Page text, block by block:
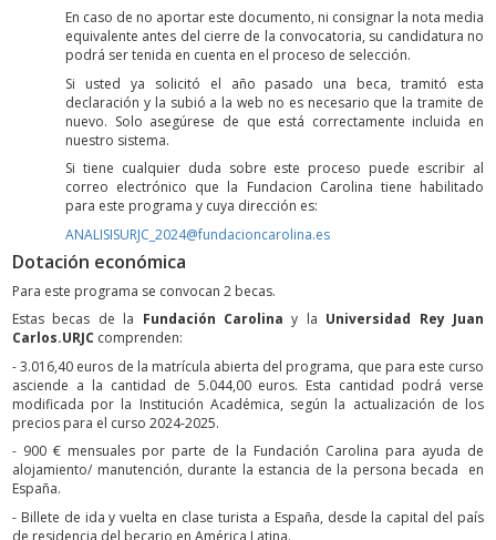
En caso de no aportar este documento, ni consignar la nota media
equivalente antes del cierre de la convocatoria, su candidatura no
podrá ser tenida en cuenta en el proceso de selección.
Si usted ya solicitó el año pasado una beca, tramitó esta
declaración y la subió a la web no es necesario que la tramite de
nuevo. Solo asegúrese de que está correctamente incluida en
nuestro sistema.
Si tiene cualquier duda sobre este proceso puede escribir al
correo electrónico que la Fundacion Carolina tiene habilitado
para este programa y cuya dirección es:
ANALISISURJC_2024@fundacioncarolina.es
Dotación económica
Para este programa se convocan 2 becas.
Estas becas de la Fundación Carolina y la Universidad Rey Juan
Carlos.URJC comprenden:
- 3.016,40 euros de la matrícula abierta del programa, que para este curso
asciende a la cantidad de 5.044,00 euros. Esta cantidad podrá verse
modificada por la Institución Académica, según la actualización de los
precios para el curso 2024-2025.
- 900 € mensuales por parte de la Fundación Carolina para ayuda de
alojamiento/ manutención, durante la estancia de la persona becada en
España.
- Billete de ida y vuelta en clase turista a España, desde la capital del país
de residencia del becario en América Latina.